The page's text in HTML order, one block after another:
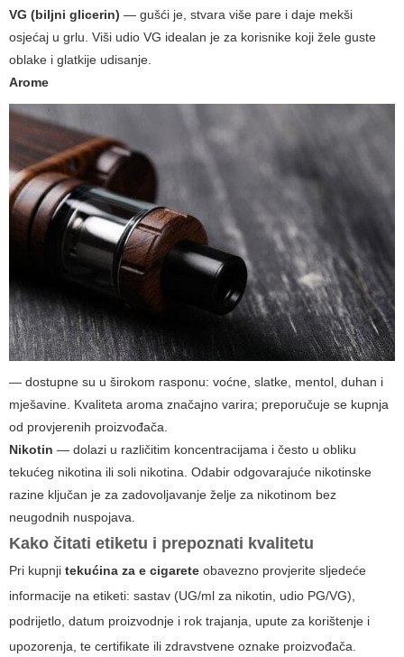
VG (biljni glicerin) — gušći je, stvara više pare i daje mekši
osjećaj u grlu. Viši udio VG idealan je za korisnike koji žele guste
oblake i glatkije udisanje.
Arome
— dostupne su u širokom rasponu: voćne, slatke, mentol, duhan i
mješavine. Kvaliteta aroma značajno varira; preporučuje se kupnja
od provjerenih proizvođača.
Nikotin — dolazi u različitim koncentracijama i često u obliku
tekućeg nikotina ili soli nikotina. Odabir odgovarajuće nikotinske
razine ključan je za zadovoljavanje želje za nikotinom bez
neugodnih nuspojava.
Kako čitati etiketu i prepoznati kvalitetu
Pri kupnji tekućina za e cigarete obavezno provjerite sljedeće
informacije na etiketi: sastav (UG/ml za nikotin, udio PG/VG),
podrijetlo, datum proizvodnje i rok trajanja, upute za korištenje i
upozorenja, te certifikate ili zdravstvene oznake proizvođača.